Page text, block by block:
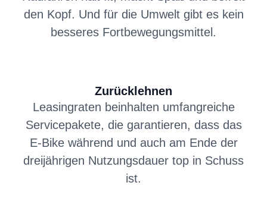
den Kopf. Und für die Umwelt gibt es kein
besseres Fortbewegungsmittel.
Zurücklehnen
Leasingraten beinhalten umfangreiche
Servicepakete, die garantieren, dass das
E-Bike während und auch am Ende der
dreijährigen Nutzungsdauer top in Schuss
ist.